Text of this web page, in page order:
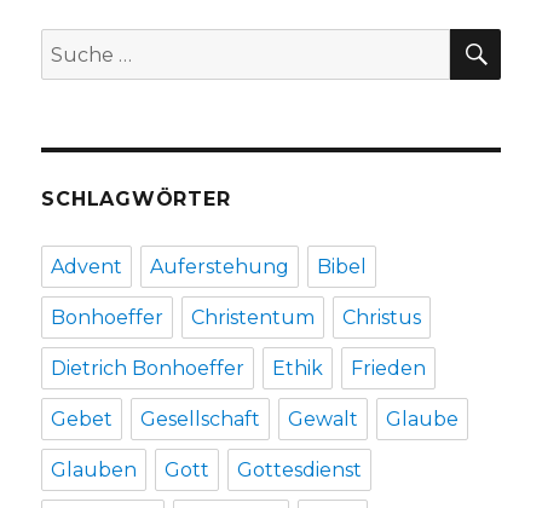
Marlies
Meerbusch
Suche
nach:
SCHLAGWÖRTER
Advent Auferstehung Bibel
Bonhoeffer Christentum Christus
Dietrich Bonhoeffer Ethik Frieden
Gebet Gesellschaft Gewalt Glaube
Glauben Gott Gottesdienst